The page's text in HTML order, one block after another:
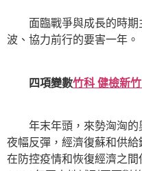
面臨戰爭與成長的時期
波、協力前行的要害一年。
四項變數竹科 健檢新
年末年頭，來勢洶洶的
夜幅反彈，經濟復蘇和供
在防控疫情和恢復經濟之